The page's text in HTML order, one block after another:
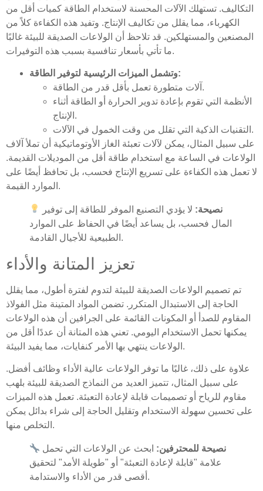
التكاليف. تستهلك الآلات المحسنة لاستخدام الطاقة كميات أقل من
الكهرباء، مما يقلل من تكاليف الإنتاج. وتفيد هذه الكفاءة كلاً من
المصنعين والمستهلكين. قد تلاحظ أن الولاعات الصديقة للبيئة غالبًا
ما تأتي بأسعار تنافسية بسبب هذه التوفيرات.
وتشمل الميزات الرئيسية لتوفير الطاقة:
آلات متطورة تعمل بأقل قدر من الطاقة.
الأنظمة التي تقوم بإعادة تدوير الحرارة أو الطاقة أثناء
الإنتاج.
التقنيات الذكية التي تقلل من وقت الخمول في الآلات.
على سبيل المثال، يمكن لآلات تعبئة الغاز الأوتوماتيكية أن تملأ آلاف
الولاعات في الساعة مع استخدام طاقة أقل من الموديلات القديمة.
لا تعمل هذه الكفاءة على تسريع الإنتاج فحسب، بل تحافظ أيضًا على
الموارد القيمة.
نصيحة: لا يؤدي التصنيع الموفر للطاقة إلى توفير
المال فحسب، بل يساعد أيضًا في الحفاظ على الموارد
الطبيعية للأجيال القادمة.
تعزيز المتانة والأداء
تم تصميم الولاعات الصديقة للبيئة لتدوم لفترة أطول، مما يقلل
الحاجة إلى الاستبدال المتكرر. تضمن المواد المتينة مثل الفولاذ
المقاوم للصدأ أو المكونات القائمة على الجرافين أن هذه الولاعات
يمكنها تحمل الاستخدام اليومي. تعني هذه المتانة أن عددًا أقل من
الولاعات ينتهي بها الأمر كنفايات، مما يفيد البيئة.
علاوة على ذلك، غالبًا ما توفر الولاعات عالية الأداء وظائف أفضل.
على سبيل المثال، تتميز العديد من النماذج الصديقة للبيئة بلهب
مقاوم للرياح أو تصميمات قابلة لإعادة التعبئة. تعمل هذه الميزات
على تحسين سهولة الاستخدام وتقليل الحاجة إلى شراء بدائل يمكن
التخلص منها.
نصيحة للمحترفين: ابحث عن الولاعات التي تحمل
علامة "قابلة لإعادة التعبئة" أو "طويلة الأمد" لتحقيق
أقصى قدر من الأداء والاستدامة.